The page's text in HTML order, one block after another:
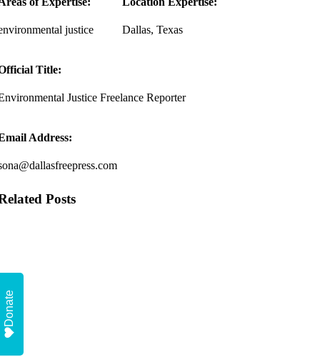
justice Dallas, Texas
Title:
Justice Freelance Reporter
Address:
Posts
Donate